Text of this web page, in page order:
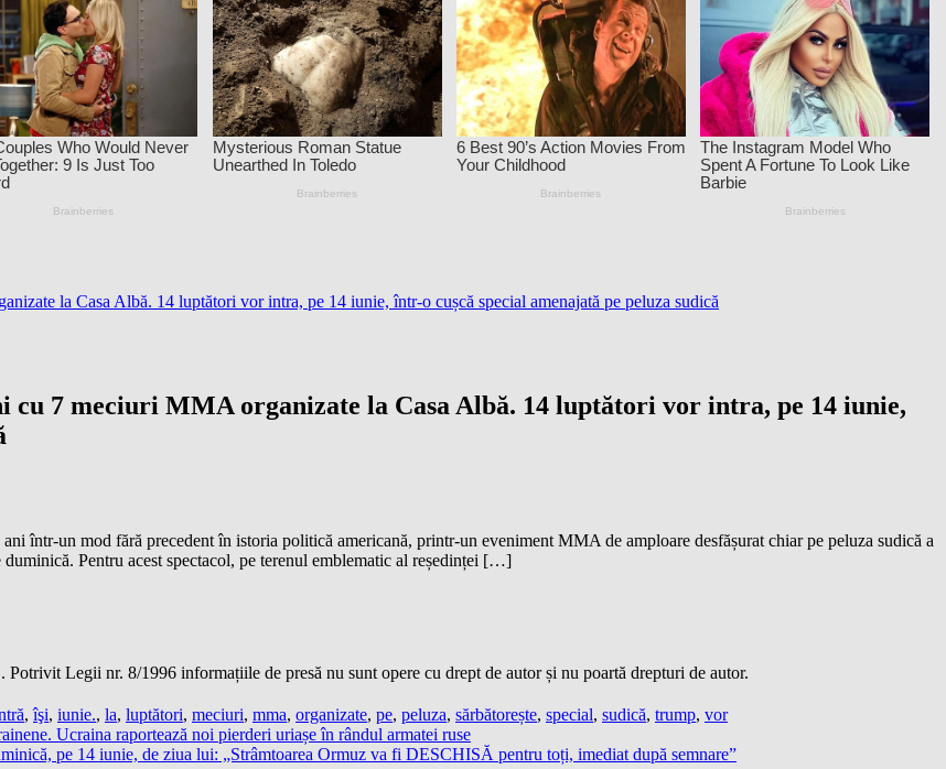
la Casa Albă. 14 luptători vor intra, pe 14 iunie, într-o cușcă special amenajată pe peluza sudică
cu 7 meciuri MMA organizate la Casa Albă. 14 luptători vor intra, pe 14 iunie,
într-un mod fără precedent în istoria politică americană, printr-un eveniment MMA de amploare desfășurat chiar pe peluza sudică a
Pentru acest spectacol, pe terenul emblematic al reședinței […]
Legii nr. 8/1996 informațiile de presă nu sunt opere cu drept de autor și nu poartă drepturi de autor.
,îşi, iunie., la, luptători, meciuri, mma, organizate, pe, peluza, sărbătorește, special, sudică, trump, vor
Ucraina raportează noi pierderi uriașe în rândul armatei ruse
pe 14 iunie, de ziua lui: „Strâmtoarea Ormuz va fi DESCHISĂ pentru toți, imediat după semnare”